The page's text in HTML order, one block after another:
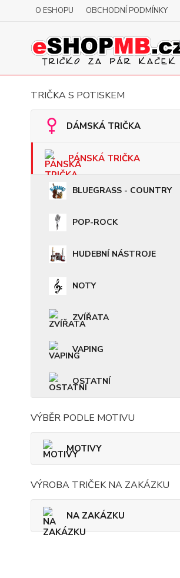
O ESHOPU OBCHODNÍ PODMÍNKY
TRIČKA S POTISKEM
DÁMSKÁ TRIČKA
PÁNSKÁ TRIČKA
BLUEGRASS - COUNTRY
POP-ROCK
HUDEBNÍ NÁSTROJE
NOTY
ZVÍŘATA
VAPING
OSTATNÍ
VÝBĚR PODLE MOTIVU
MOTIVY
VÝROBA TRIČEK NA ZAKÁZKU
NA ZAKÁZKU